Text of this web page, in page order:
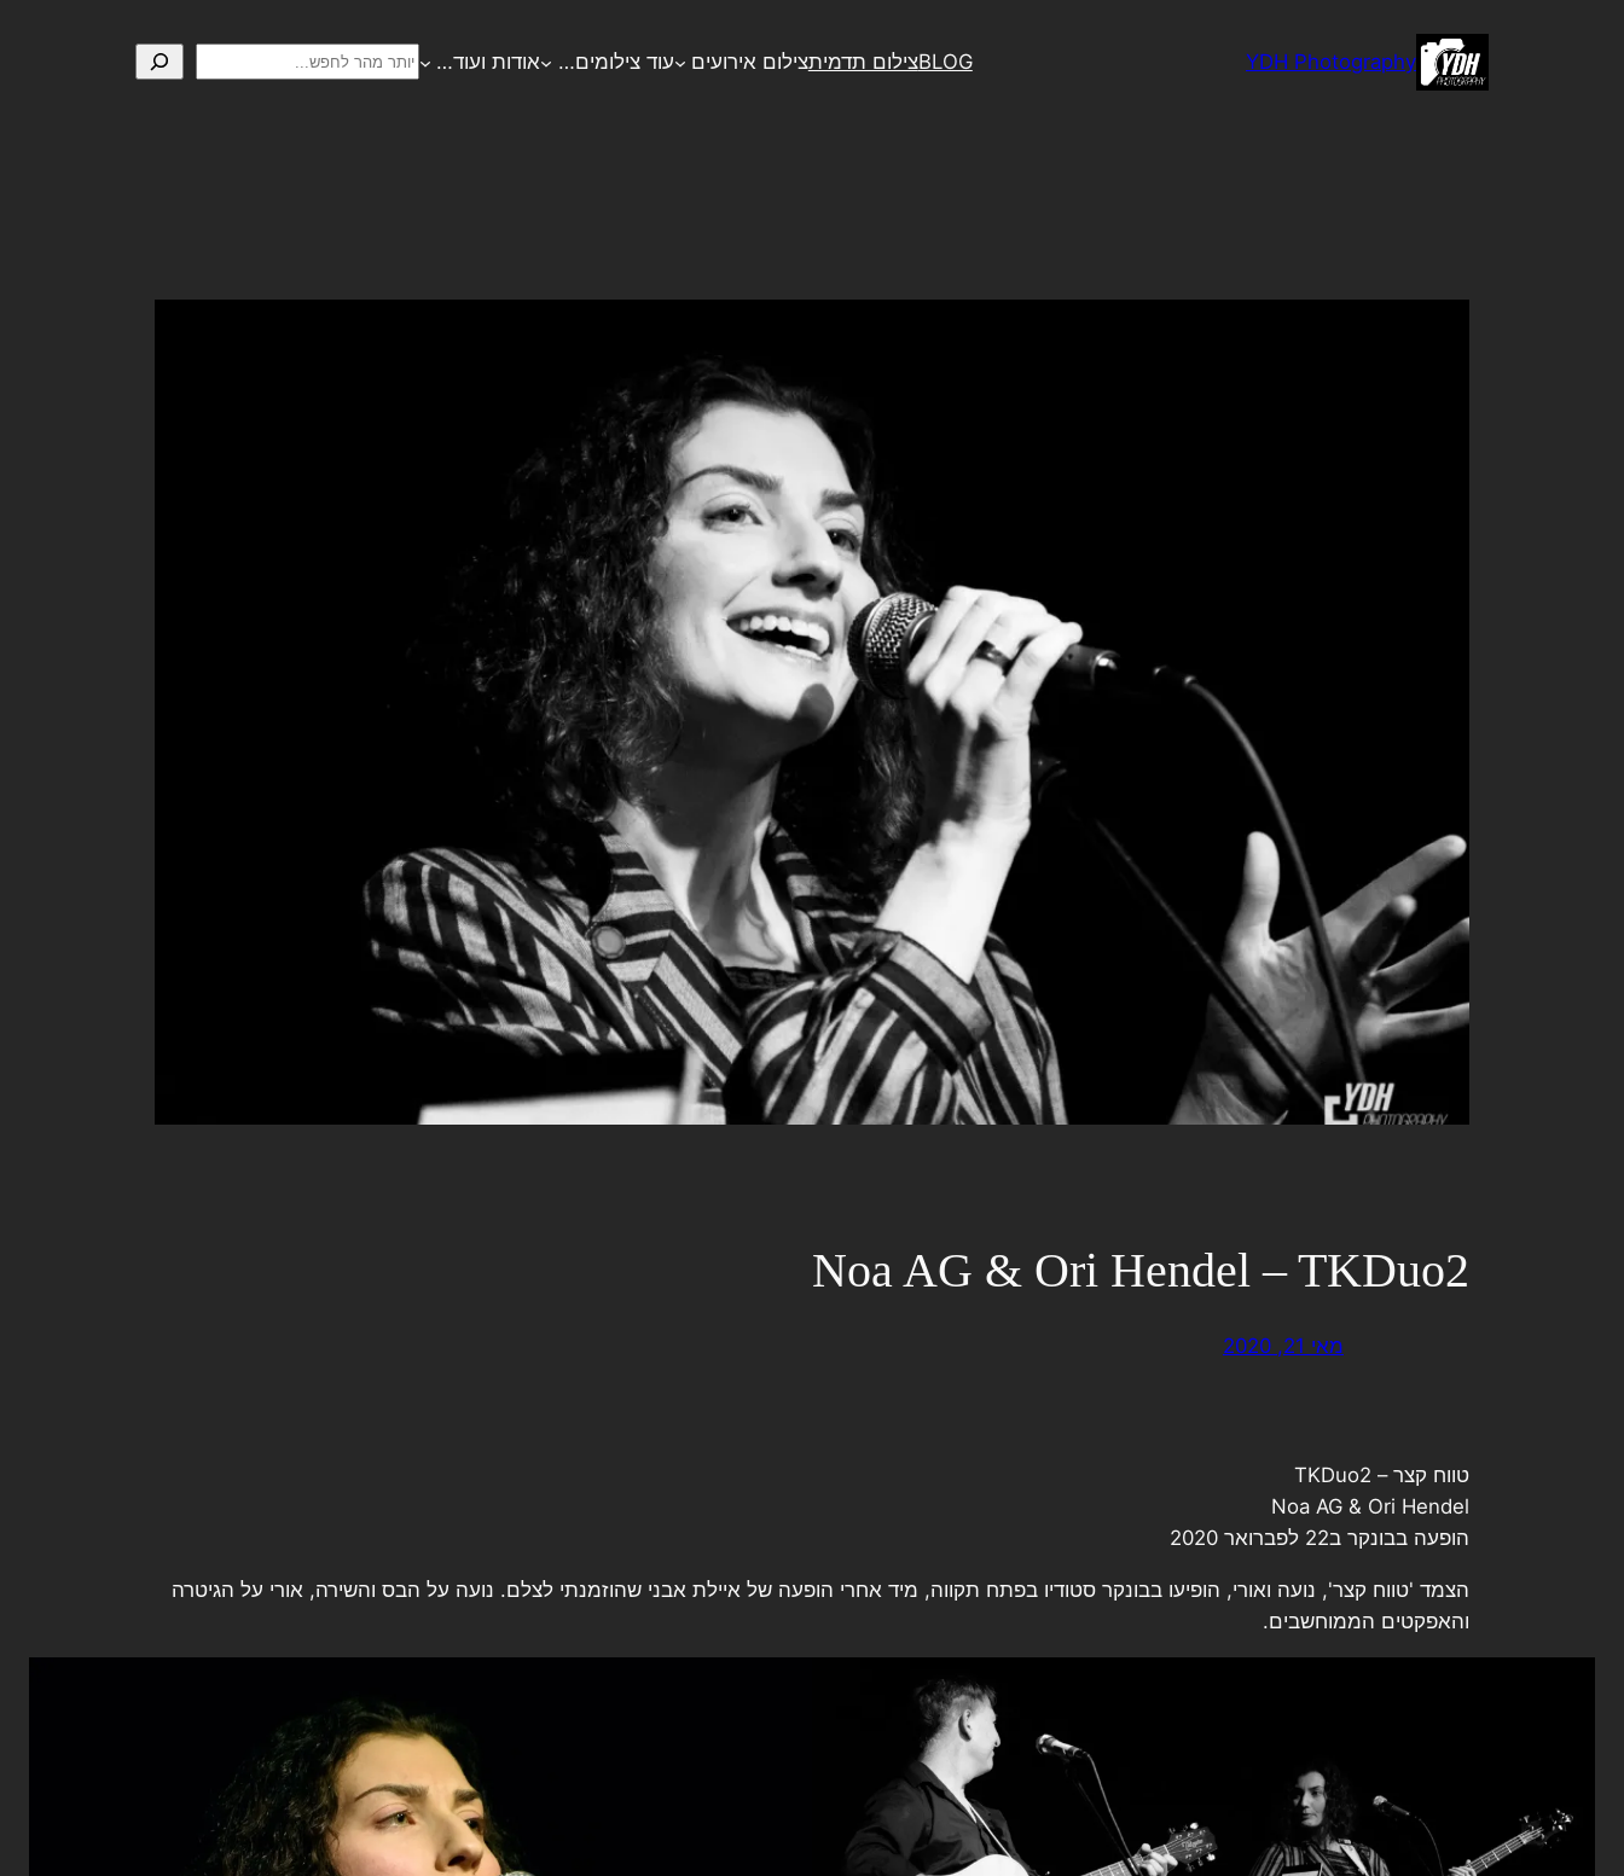
YDH Photography
BLOGצילום תדמיתצילום אירועים עוד צילומים… אודות ועוד… חיפוש
Noa AG & Ori Hendel – TKDuo2
מאי 21, 2020
טווח קצר – TKDuo2
Noa AG & Ori Hendel
הופעה בבונקר ב22 לפברואר 2020
הצמד 'טווח קצר', נועה ואורי, הופיעו בבונקר סטודיו בפתח תקווה, מיד אחרי הופעה של איילת אבני שהוזמנתי לצלם. נועה על הבס והשירה, אורי על הגיטרה
והאפקטים הממוחשבים.